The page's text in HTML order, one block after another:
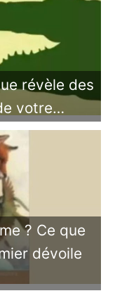
révèle des
votre…
? Ce que
dévoile